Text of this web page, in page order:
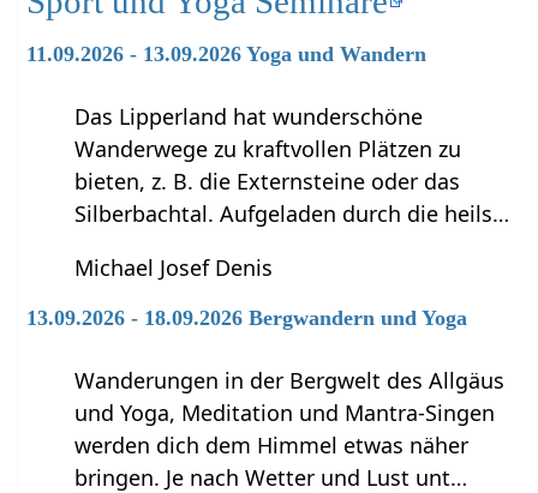
11.09.2026 - 13.09.2026 Yoga und Wandern
Das Lipperland hat wunderschöne
Wanderwege zu kraftvollen Plätzen zu
bieten, z. B. die Externsteine oder das
Silberbachtal. Aufgeladen durch die heils…
Michael Josef Denis
13.09.2026 - 18.09.2026 Bergwandern und Yoga
Wanderungen in der Bergwelt des Allgäus
und Yoga, Meditation und Mantra-Singen
werden dich dem Himmel etwas näher
bringen. Je nach Wetter und Lust unt…